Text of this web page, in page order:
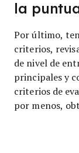
la
Por último,
criterios,
de nivel de
principales y
criterios de
por menos,